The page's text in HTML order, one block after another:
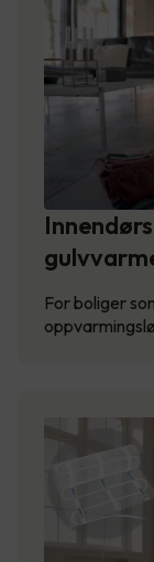
For boliger